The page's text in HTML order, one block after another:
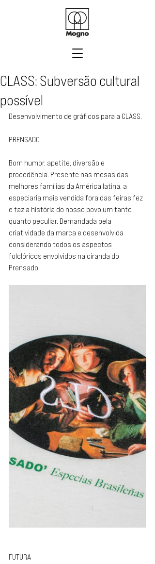
CLASS: Subversão cultural
possível
Desenvolvimento de gráficos para a CLASS.
PRENSADO
Bom humor, apetite, diversão e
procedência. Presente nas mesas das
melhores famílias da América latina, a
especiaria mais vendida fora das feiras fez
e faz a história do nosso povo um tanto
quanto peculiar. Demandada pela
criatividade da marca e desenvolvida
considerando todos os aspectos
folclóricos envolvidos na ciranda do
Prensado.
FUTURA